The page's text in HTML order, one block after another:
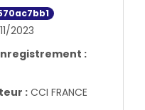
2023
:
:CCI FRANCE